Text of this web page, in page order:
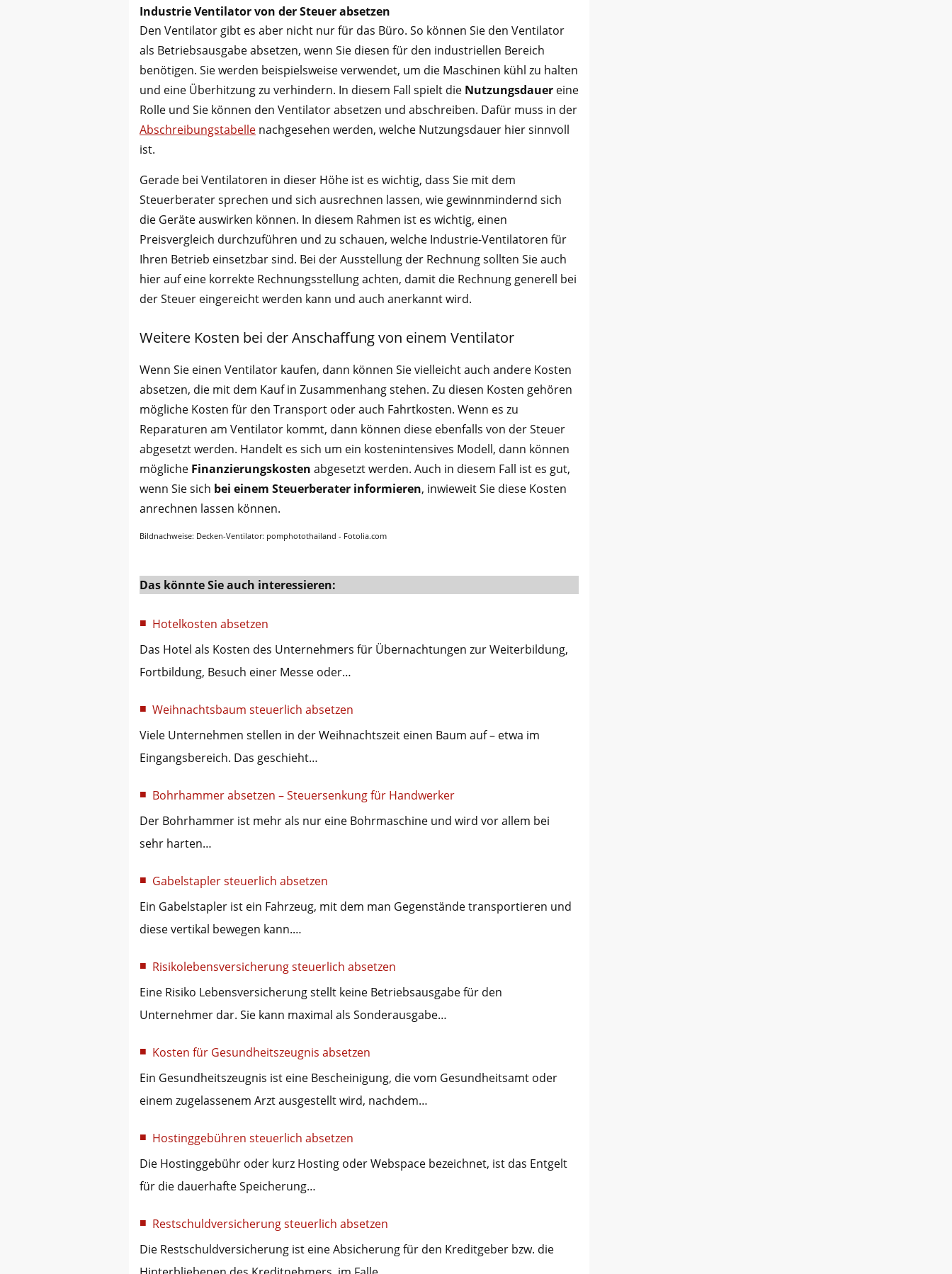
Industrie Ventilator von der Steuer absetzen
Den Ventilator gibt es aber nicht nur für das Büro. So können Sie den Ventilator
als Betriebsausgabe absetzen, wenn Sie diesen für den industriellen Bereich
benötigen. Sie werden beispielsweise verwendet, um die Maschinen kühl zu halten
und eine Überhitzung zu verhindern. In diesem Fall spielt die Nutzungsdauer eine
Rolle und Sie können den Ventilator absetzen und abschreiben. Dafür muss in der
Abschreibungstabelle nachgesehen werden, welche Nutzungsdauer hier sinnvoll
ist.
Gerade bei Ventilatoren in dieser Höhe ist es wichtig, dass Sie mit dem
Steuerberater sprechen und sich ausrechnen lassen, wie gewinnmindernd sich
die Geräte auswirken können. In diesem Rahmen ist es wichtig, einen
Preisvergleich durchzuführen und zu schauen, welche Industrie-Ventilatoren für
Ihren Betrieb einsetzbar sind. Bei der Ausstellung der Rechnung sollten Sie auch
hier auf eine korrekte Rechnungsstellung achten, damit die Rechnung generell bei
der Steuer eingereicht werden kann und auch anerkannt wird.
Weitere Kosten bei der Anschaffung von einem Ventilator
Wenn Sie einen Ventilator kaufen, dann können Sie vielleicht auch andere Kosten
absetzen, die mit dem Kauf in Zusammenhang stehen. Zu diesen Kosten gehören
mögliche Kosten für den Transport oder auch Fahrtkosten. Wenn es zu
Reparaturen am Ventilator kommt, dann können diese ebenfalls von der Steuer
abgesetzt werden. Handelt es sich um ein kostenintensives Modell, dann können
mögliche Finanzierungskosten abgesetzt werden. Auch in diesem Fall ist es gut,
wenn Sie sich bei einem Steuerberater informieren, inwieweit Sie diese Kosten
anrechnen lassen können.
Bildnachweise: Decken-Ventilator: pomphotothailand - Fotolia.com
Das könnte Sie auch interessieren:
Hotelkosten absetzen
Das Hotel als Kosten des Unternehmers für Übernachtungen zur Weiterbildung,
Fortbildung, Besuch einer Messe oder…
Weihnachtsbaum steuerlich absetzen
Viele Unternehmen stellen in der Weihnachtszeit einen Baum auf – etwa im
Eingangsbereich. Das geschieht…
Bohrhammer absetzen – Steuersenkung für Handwerker
Der Bohrhammer ist mehr als nur eine Bohrmaschine und wird vor allem bei
sehr harten…
Gabelstapler steuerlich absetzen
Ein Gabelstapler ist ein Fahrzeug, mit dem man Gegenstände transportieren und
diese vertikal bewegen kann.…
Risikolebensversicherung steuerlich absetzen
Eine Risiko Lebensversicherung stellt keine Betriebsausgabe für den
Unternehmer dar. Sie kann maximal als Sonderausgabe…
Kosten für Gesundheitszeugnis absetzen
Ein Gesundheitszeugnis ist eine Bescheinigung, die vom Gesundheitsamt oder
einem zugelassenem Arzt ausgestellt wird, nachdem…
Hostinggebühren steuerlich absetzen
Die Hostinggebühr oder kurz Hosting oder Webspace bezeichnet, ist das Entgelt
für die dauerhafte Speicherung…
Restschuldversicherung steuerlich absetzen
Die Restschuldversicherung ist eine Absicherung für den Kreditgeber bzw. die